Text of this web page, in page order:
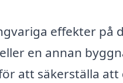
effekter på
en annan
att säkerställa att